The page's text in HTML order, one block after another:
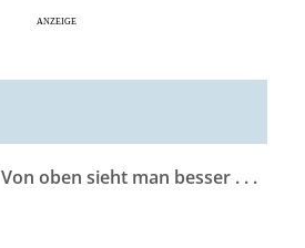
Von oben sieht man besser . . .